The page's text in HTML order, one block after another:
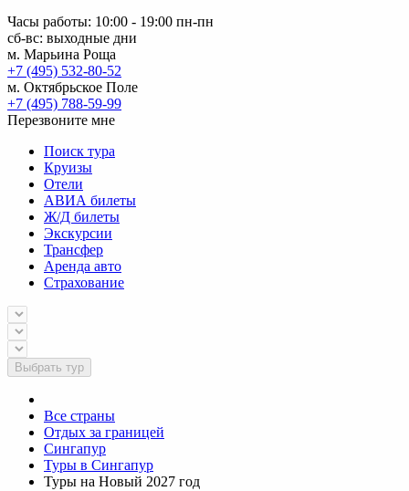
Часы работы: 10:00 - 19:00 пн-пн
сб-вс: выходные дни
м. Марьина Роща
+7 (495) 532-80-52
м. Октябрьское Поле
+7 (495) 788-59-99
Перезвоните мне
Поиск тура
Круизы
Отели
АВИА билеты
Ж/Д билеты
Экскурсии
Трансфер
Аренда авто
Страхование
Выбрать тур
Все страны
Отдых за границей
Сингапур
Туры в Сингапур
Туры на Новый 2027 год